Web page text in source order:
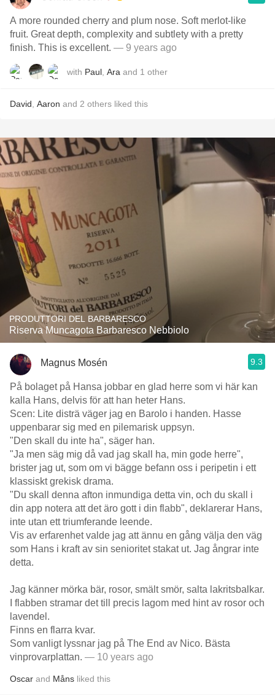
A more rounded cherry and plum nose. Soft merlot-like
fruit. Great depth, complexity and subtlety with a pretty
finish. This is excellent. — 9 years ago
with Paul Ara and 1 other
David Aaron and 2 others liked this
PRODUTTORI DEL BARBARESCO
Riserva Muncagota Barbaresco Nebbiolo
Magnus Mosén 9.3
På bolaget på Hansa jobbar en glad herre som vi här kan
kalla Hans, delvis för att han heter Hans.
Scen: Lite disträ väger jag en Barolo i handen. Hasse
uppenbarar sig med en pilemarisk uppsyn.
"Den skall du inte ha", säger han.
"Ja men säg mig då vad jag skall ha, min gode herre",
brister jag ut, som om vi bägge befann oss i peripetin i ett
klassiskt grekisk drama.
"Du skall denna afton inmundiga detta vin, och du skall i
din app notera att det äro gott i din flabb", deklarerar Hans,
inte utan ett triumferande leende.
Vis av erfarenhet valde jag att ännu en gång välja den väg
som Hans i kraft av sin senioritet stakat ut. Jag ångrar inte
detta.
Jag känner mörka bär, rosor, smält smör, salta lakritsbalkar.
I flabben stramar det till precis lagom med hint av rosor och
lavendel.
Finns en flarra kvar.
Som vanligt lyssnar jag på The End av Nico. Bästa
vinprovarplattan. — 10 years ago
Oscar and Måns liked this